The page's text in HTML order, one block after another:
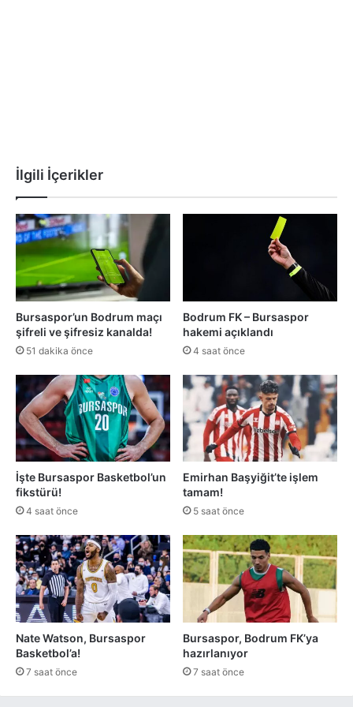
İlgili İçerikler
Bursaspor’un Bodrum maçı
şifreli ve şifresiz kanalda!
51 dakika önce
Bodrum FK – Bursaspor
hakemi açıklandı
4 saat önce
İşte Bursaspor Basketbol’un
fikstürü!
4 saat önce
Emirhan Başyiğit’te işlem
tamam!
5 saat önce
Nate Watson, Bursaspor
Basketbol’a!
7 saat önce
Bursaspor, Bodrum FK’ya
hazırlanıyor
7 saat önce